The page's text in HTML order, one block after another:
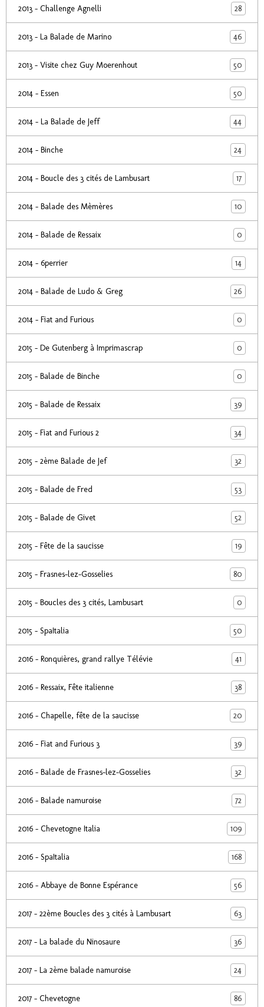
2013 - Challenge Agnelli 28
2013 - La Balade de Marino 46
2013 - Visite chez Guy Moerenhout 50
2014 - Essen 50
2014 - La Balade de Jeff 44
2014 - Binche 24
2014 - Boucle des 3 cités de Lambusart 17
2014 - Balade des Mèmères 10
2014 - Balade de Ressaix 0
2014 - 6perrier 14
2014 - Balade de Ludo & Greg 26
2014 - Fiat and Furious 0
2015 - De Gutenberg à Imprimascrap 0
2015 - Balade de Binche 0
2015 - Balade de Ressaix 39
2015 - Fiat and Furious 2 34
2015 - 2ème Balade de Jef 32
2015 - Balade de Fred 53
2015 - Balade de Givet 52
2015 - Fête de la saucisse 19
2015 - Frasnes-lez-Gosselies 80
2015 - Boucles des 3 cités, Lambusart 0
2015 - SpaItalia 50
2016 - Ronquières, grand rallye Télévie 41
2016 - Ressaix, Fête italienne 38
2016 - Chapelle, fête de la saucisse 20
2016 - Fiat and Furious 3 39
2016 - Balade de Frasnes-lez-Gosselies 32
2016 - Balade namuroise 72
2016 - Chevetogne Italia 109
2016 - SpaItalia 168
2016 - Abbaye de Bonne Espérance 56
2017 - 22ème Boucles des 3 cités à Lambusart 63
2017 - La balade du Ninosaure 36
2017 - La 2ème balade namuroise 24
2017 - Chevetogne 86